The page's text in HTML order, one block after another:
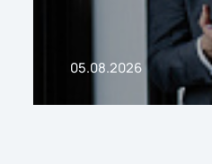
05.08.2026